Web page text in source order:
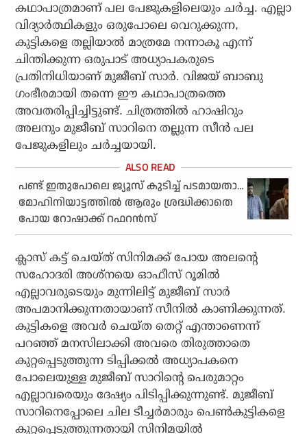
കഥാപാത്രമാണ് പല പേജുകളിലെയും ചര്‍ച്ച. എല്ലാ
വിദ്യാര്‍ത്ഥികളും ഒരുപോലെ വെറുക്കുന്ന,
കുട്ടികളെ തല്ലിയാല്‍ മാത്രമേ നന്നാകൂ എന്ന്
ചിന്തിക്കുന്ന ഒരുപാട് അധ്യാപകരുടെ
പ്രതിനിധിയാണ് മുജീബ് സാര്‍. വിജയ് ബാബു
ഗംഭീരമായി തന്നെ ഈ കഥാപാത്രത്തെ
അവതരിപ്പിച്ചിട്ടുണ്ട്. ചിത്രത്തില്‍ ഹാഷിറും
അലനും മുജീബ് സാറിനെ തല്ലുന്ന സീന്‍ പല
പേജുകളിലും ചര്‍ച്ചയായി.
പണ്ട് ഇതുപോലെ ജ്യൂസ് കുടിച്ച് പടമായതാ…
മോഹിനിയാട്ടത്തില്‍ ആരും ശ്രദ്ധിക്കാതെ
പോയ റോഷാക്ക് റഫറന്‍സ്
ക്ലാസ് കട്ട് ചെയ്ത് സിനിമക്ക് പോയ അലന്റെ
സഹോദരി അശ്‌നയെ ഓഫീസ് റൂമില്‍
എല്ലാവരുടെയും മുന്നിലിട്ട് മുജീബ് സാര്‍
അപമാനിക്കുന്നതായാണ് സീനില്‍ കാണിക്കുന്നത്.
കുട്ടികളെ അവര്‍ ചെയ്ത തെറ്റ് എന്താണെന്ന്
പറഞ്ഞ് മനസിലാക്കി അവരെ തിരുത്താതെ
കുറ്റപ്പെടുത്തുന്ന ടിപ്പിക്കല്‍ അധ്യാപകനെ
പോലെയുള്ള മുജീബ് സാറിന്റെ പെരുമാറ്റം
എല്ലാവരെയും ദേഷ്യം പിടിപ്പിക്കുന്നുണ്ട്. മുജീബ്
സാറിനെപ്പോലെ ചില ടീച്ചര്‍മാരും പെണ്‍കുട്ടികളെ
കുറ്റപ്പെടുത്തുന്നതായി സിനിമയില്‍